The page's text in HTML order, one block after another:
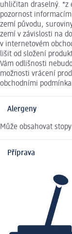
uhličitan draselný. *z
pozornost
zemí původu,
zemí v závislosti na
v internetovém
lišit od složení
Vám odlišnosti
možnosti vrácení
obchodními
Alergeny
Může obsahovat
Příprava